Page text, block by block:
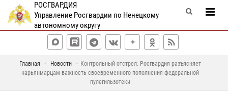
РОСГВАРДИЯ
Управление Росгвардии по Ненецкому
автономному округу
Главная Новости
Контрольный отстрел: Росгвардия разъясняет
нарьянмарцам важность своевременного пополнения федеральной
пулегильзотеки